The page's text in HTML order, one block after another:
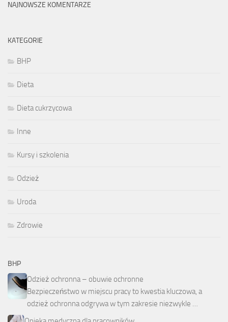
NAJNOWSZE KOMENTARZE
KATEGORIE
BHP
Dieta
Dieta cukrzycowa
Inne
Kursy i szkolenia
Odzież
Uroda
Zdrowie
BHP
Odzież ochronna – obuwie ochronne
Bezpieczeństwo w miejscu pracy to kwestia kluczowa, a
odzież ochronna odgrywa w tym zakresie niezwykle …